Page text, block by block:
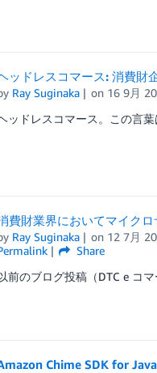
ッドレスコマース: 消費財
Ray Suginaka on 16 9月
ッドレスコマース。この言
費財業界においてマイク
Ray Suginaka on 12 7月
Share
前のブログ投稿（DTC e コ
Chime SDK for